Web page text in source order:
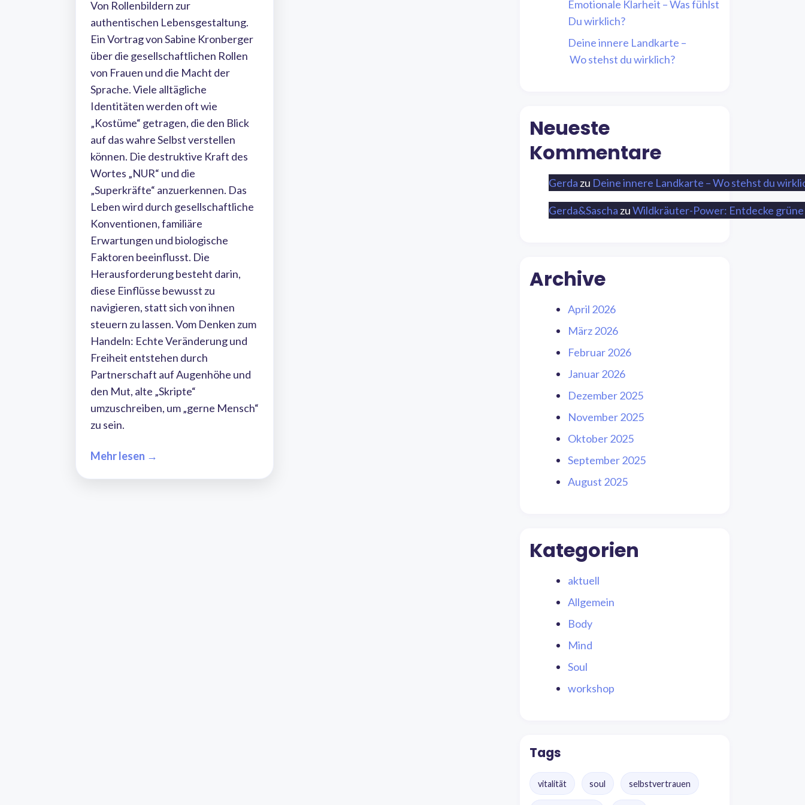
Von Rollenbildern zur
authentischen Lebensgestaltung.
Ein Vortrag von Sabine Kronberger
über die gesellschaftlichen Rollen
von Frauen und die Macht der
Sprache. Viele alltägliche
Identitäten werden oft wie
„Kostüme“ getragen, die den Blick
auf das wahre Selbst verstellen
können. Die destruktive Kraft des
Wortes „NUR“ und die
„Superkräfte“ anzuerkennen. Das
Leben wird durch gesellschaftliche
Konventionen, familiäre
Erwartungen und biologische
Faktoren beeinflusst. Die
Herausforderung besteht darin,
diese Einflüsse bewusst zu
navigieren, statt sich von ihnen
steuern zu lassen. Vom Denken zum
Handeln: Echte Veränderung und
Freiheit entstehen durch
Partnerschaft auf Augenhöhe und
den Mut, alte „Skripte“
umzuschreiben, um „gerne Mensch“
zu sein.
Mehr lesen →
Emotionale Klarheit – Was fühlst
Du wirklich?
Deine innere Landkarte –
Wo stehst du wirklich?
Neueste
Kommentare
Gerda zu Deine innere Landkarte – Wo stehst du
Gerda&Sascha zuWildkräuter-Power: Entdecke
Archive
April 2026
März 2026
Februar 2026
Januar 2026
Dezember 2025
November 2025
Oktober 2025
September 2025
August 2025
Kategorien
aktuell
Allgemein
Body
Mind
Soul
workshop
Tags
vitalität soul selbstvertrauen